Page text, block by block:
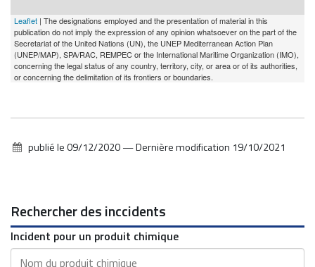
Leaflet | The designations employed and the presentation of material in this
publication do not imply the expression of any opinion whatsoever on the part of the
Secretariat of the United Nations (UN), the UNEP Mediterranean Action Plan
(UNEP/MAP), SPA/RAC, REMPEC or the International Maritime Organization (IMO),
concerning the legal status of any country, territory, city, or area or of its authorities,
or concerning the delimitation of its frontiers or boundaries.
publié le09/12/2020—Dernière modification 19/10/2021
Rechercher des inccidents
Incident pour un produit chimique